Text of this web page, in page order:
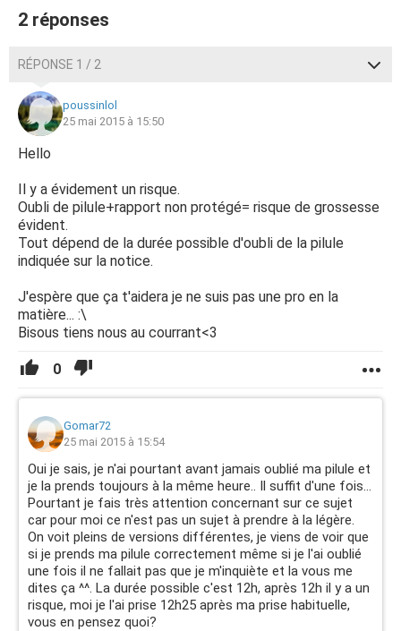
2 réponses
RÉPONSE 1 / 2
poussinlol
25 mai 2015 à 15:50
Hello
Il y a évidement un risque.
Oubli de pilule+rapport non protégé= risque de grossesse
évident.
Tout dépend de la durée possible d'oubli de la pilule
indiquée sur la notice.
J'espère que ça t'aidera je ne suis pas une pro en la
matière... :\
Bisous tiens nous au courrant<3
0
Gomar72
25 mai 2015 à 15:54
Oui je sais, je n'ai pourtant avant jamais oublié ma pilule et
je la prends toujours à la même heure.. Il suffit d'une fois...
Pourtant je fais très attention concernant sur ce sujet
car pour moi ce n'est pas un sujet à prendre à la légère.
On voit pleins de versions différentes, je viens de voir que
si je prends ma pilule correctement même si je l'ai oublié
une fois il ne fallait pas que je m'inquiète et la vous me
dites ça ^^. La durée possible c'est 12h, après 12h il y a un
risque, moi je l'ai prise 12h25 après ma prise habituelle,
vous en pensez quoi?